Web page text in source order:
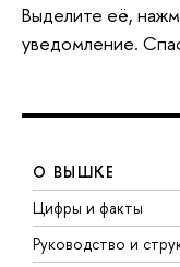
Выделите её,
уведомление.
О ВЫШКЕ
Цифры и факты
Руководство и